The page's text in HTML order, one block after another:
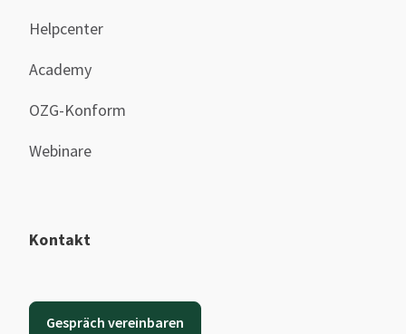
Helpcenter
Academy
OZG-Konform
Webinare
Kontakt
Gespräch vereinbaren